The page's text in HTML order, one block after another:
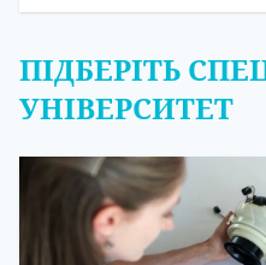
ПІДБЕРІТЬ
УНІВЕРСИТЕТ